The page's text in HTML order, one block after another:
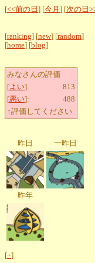
[<<前の日 ] [今月 ] [次の日
[ranking] [new] [random]
[home] [blog]
みなさんの評価
[よい]:
813
[悪い]:
488
↑評価してください
昨日 一昨日
昨年
[+]